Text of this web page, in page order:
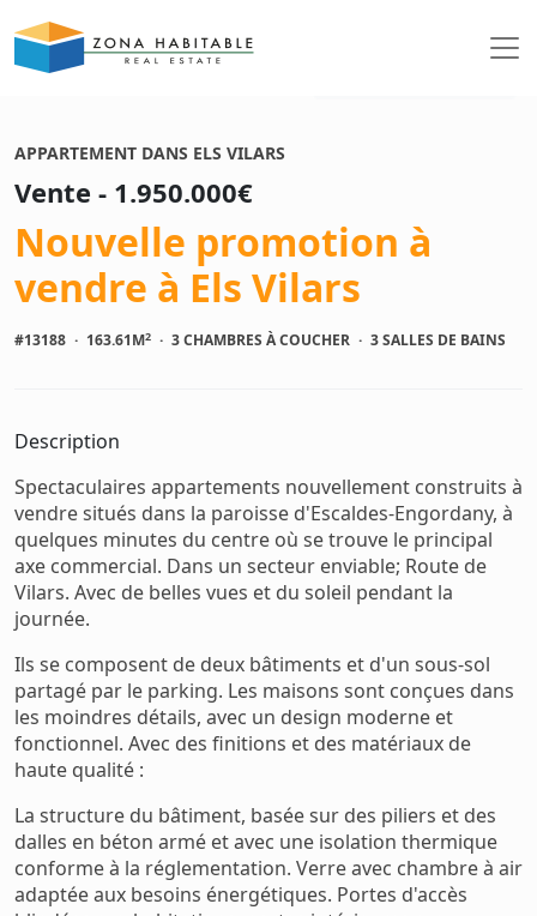
APPARTEMENT DANS ELS VILARS
Vente - 1.950.000€
Nouvelle promotion à
vendre à Els Vilars
#13188 · 163.61M2 · 3 CHAMBRES À COUCHER · 3 SALLES DE BAINS
Description
Spectaculaires appartements nouvellement construits à
vendre situés dans la paroisse d'Escaldes-Engordany, à
quelques minutes du centre où se trouve le principal
axe commercial. Dans un secteur enviable; Route de
Vilars. Avec de belles vues et du soleil pendant la
journée.
Ils se composent de deux bâtiments et d'un sous-sol
partagé par le parking. Les maisons sont conçues dans
les moindres détails, avec un design moderne et
fonctionnel. Avec des finitions et des matériaux de
haute qualité :
La structure du bâtiment, basée sur des piliers et des
dalles en béton armé et avec une isolation thermique
conforme à la réglementation. Verre avec chambre à air
adaptée aux besoins énergétiques. Portes d'accès